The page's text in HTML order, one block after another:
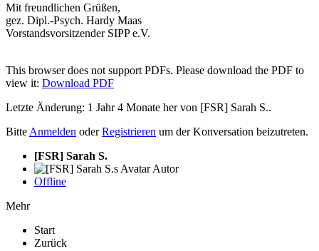
Mit freundlichen Grüßen,
gez. Dipl.-Psych. Hardy Maas
Vorstandsvorsitzender SIPP e.V.
This browser does not support PDFs. Please download the PDF to
view it: Download PDF
Letzte Änderung: 1 Jahr 4 Monate her von [FSR] Sarah S..
Bitte Anmelden oderRegistrieren um der Konversation beizutreten.
[FSR] Sarah S.
Autor
Offline
Mehr
Start
Zurück